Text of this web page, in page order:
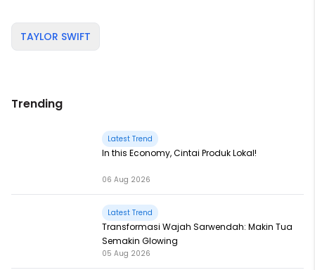
TAYLOR SWIFT
Trending
Latest Trend
In this Economy, Cintai Produk Lokal!
06 Aug 2026
Latest Trend
Transformasi Wajah Sarwendah: Makin Tua
Semakin Glowing
05 Aug 2026